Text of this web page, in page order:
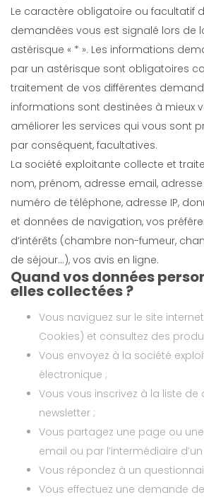
Le caractère obligatoire ou facultatif
demandées vous est signalé lors de
astérisque « * ». Les informations
par un astérisque sont obligatoires
traitement de vos différentes
informations sont destinées à mieux
améliorer les services qui vous sont
par conséquent, facultatives.
La société exploitante collecte et
nom, prénom, adresse email,
numéro de téléphone, adresse IP,
et données de navigation, vos
d’intérêts (chambre non-fumeur,
de séjour…), vos avis en ligne.
Quand vos données
elles collectées ?
Vous naviguez sur le site
Cookies) et consultez des
Vous envoyez à la société
électronique ;
Vous vous inscrivez à la liste de
newsletter ;
Vous partagez une page ou
email ou par l’intermédiaire
Vous répondez à un
Vous effectuez une demande